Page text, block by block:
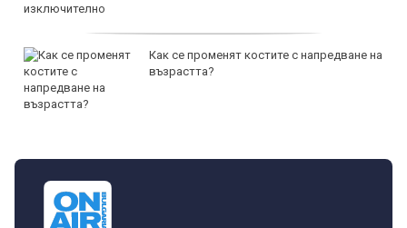
Как се променят костите с напредване на
възрастта?